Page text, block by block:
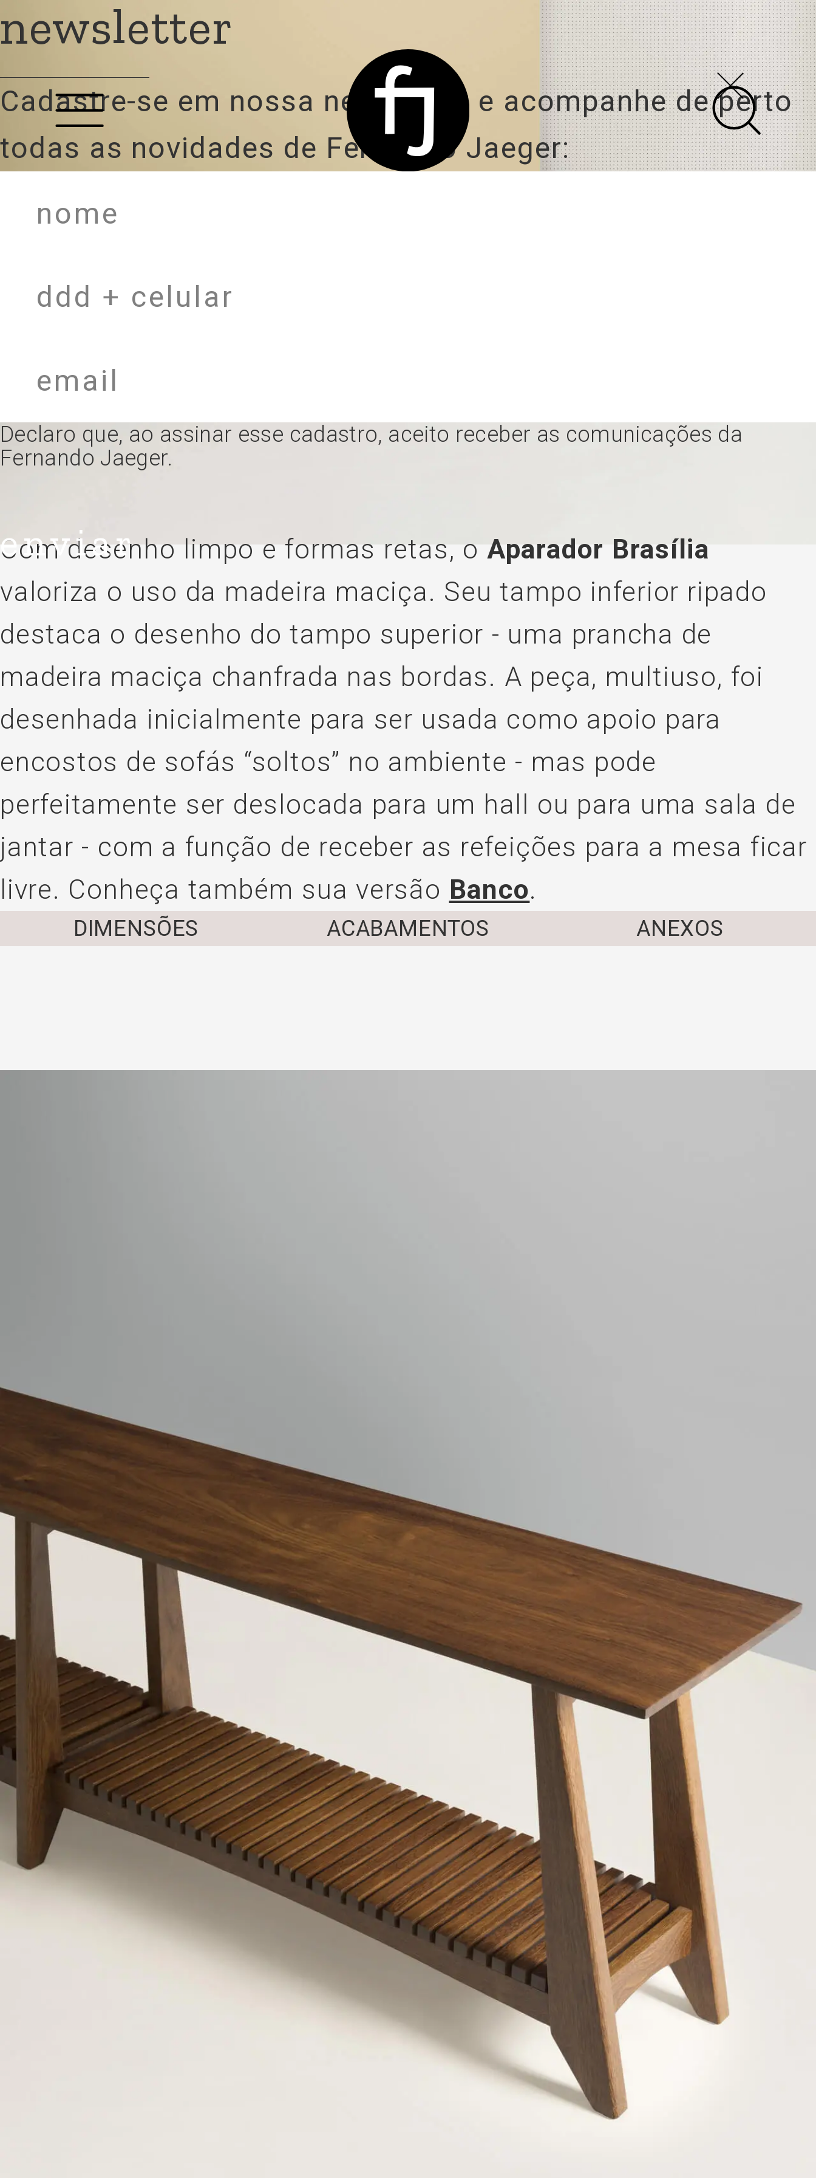
brasília
aparador
Com desenho limpo e formas retas, o Aparador Brasília
valoriza o uso da madeira maciça. Seu tampo inferior ripado
destaca o desenho do tampo superior - uma prancha de
madeira maciça chanfrada nas bordas. A peça, multiuso, foi
desenhada inicialmente para ser usada como apoio para
encostos de sofás “soltos” no ambiente - mas pode
perfeitamente ser deslocada para um hall ou para uma sala de
jantar - com a função de receber as refeições para a mesa ficar
livre. Conheça também sua versão Banco.
DIMENSÕES ACABAMENTOS ANEXOS
newsletter
Cadastre-se em nossa newsletter e acompanhede perto
todas as novidades de Fernando Jaeger:
Declaro que, ao assinar esse cadastro, aceito receber as comunicações da
Fernando Jaeger.
enviar